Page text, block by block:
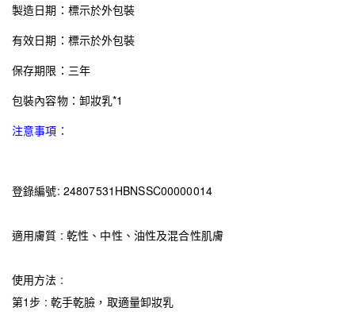
製造日期：標示於外包裝
有效日期：標示於外包裝
保存期限：三年
包裝內容物：卸妝乳*1
注意事項：
登錄編號: 24807531HBNSSC00000014
適用膚質 : 乾性、中性、油性及混合性肌膚
使用方法 :
第1步 : 乾手乾臉，取適量卸妝乳